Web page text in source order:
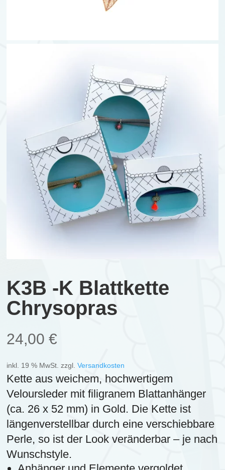
K3B -K Blattkette
Chrysopras
24,00€
inkl. 19 % MwSt. zzgl.Versandkosten
Kette aus weichem, hochwertigem
Veloursleder mit filigranem Blattanhänger
(ca. 26 x 52 mm) in Gold. Die Kette ist
längenverstellbar durch eine verschiebbare
Perle, so ist der Look veränderbar – je nach
Wunschstyle.